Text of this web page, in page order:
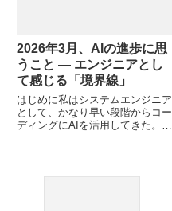
2026年3月、AIの進歩に思
うこと ― エンジニアとし
て感じる「境界線」
はじめに私はシステムエンジニア
として、かなり早い段階からコー
ディングにAIを活用してきた。
ての実力で、もうAIにかなわなく